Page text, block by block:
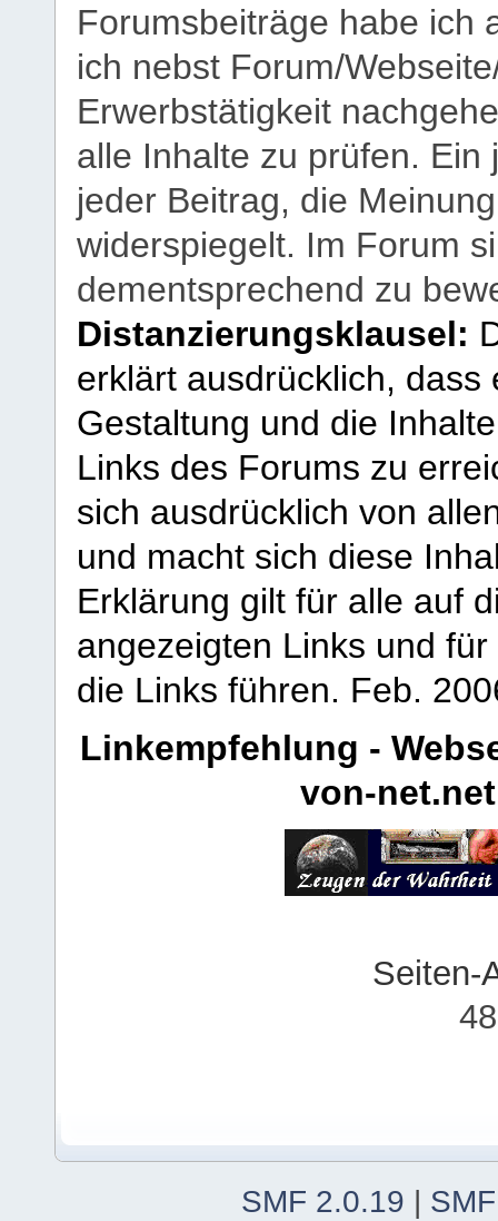
Forumsbeiträge habe ich
ich nebst Forum/
Erwerbstätigkeit
alle Inhalte zu prüfen.
jeder Beitrag, die
widerspiegelt. Im Forum
dementsprechend zu
Distanzierungsklausel:
erklärt ausdrücklich,
Gestaltung und die
Links des Forums zu
sich ausdrücklich von
und macht sich diese
Erklärung gilt für alle auf
angezeigten Links und
die Links führen. Feb.
Linkempfehlung -
von-net.net
Seiten-
SMF 2.0.19